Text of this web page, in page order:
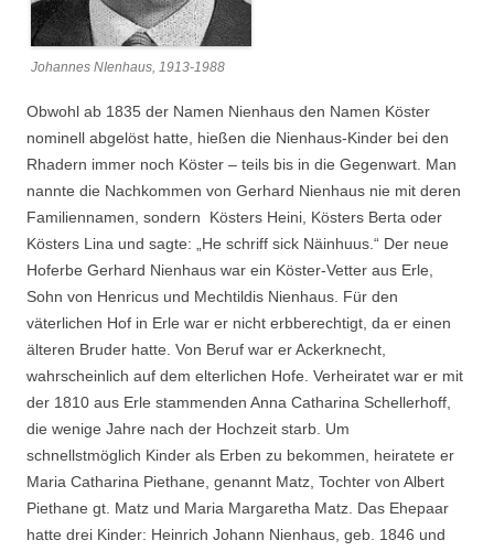
Johannes NIenhaus, 1913-1988
Obwohl ab 1835 der Namen Nienhaus den Namen Köster
nominell abgelöst hatte, hießen die Nienhaus-Kinder bei den
Rhadern immer noch Köster – teils bis in die Gegenwart. Man
nannte die Nachkommen von Gerhard Nienhaus nie mit deren
Familiennamen, sondern Kösters Heini, Kösters Berta oder
Kösters Lina und sagte: „He schriff sick Näinhuus.“ Der neue
Hoferbe Gerhard Nienhaus war ein Köster-Vetter aus Erle,
Sohn von Henricus und Mechtildis Nienhaus. Für den
väterlichen Hof in Erle war er nicht erbberechtigt, da er einen
älteren Bruder hatte. Von Beruf war er Ackerknecht,
wahrscheinlich auf dem elterlichen Hofe. Verheiratet war er mit
der 1810 aus Erle stammenden Anna Catharina Schellerhoff,
die wenige Jahre nach der Hochzeit starb. Um
schnellstmöglich Kinder als Erben zu bekommen, heiratete er
Maria Catharina Piethane, genannt Matz, Tochter von Albert
Piethane gt. Matz und Maria Margaretha Matz. Das Ehepaar
hatte drei Kinder: Heinrich Johann Nienhaus, geb. 1846 und